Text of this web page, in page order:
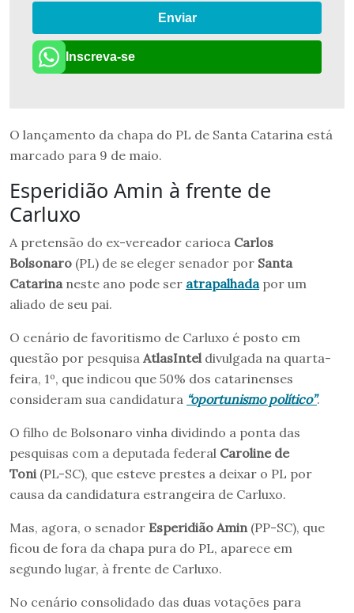
Enviar
Inscreva-se
O lançamento da chapa do PL de Santa Catarina está
marcado para 9 de maio.
Esperidião Amin à frente de
Carluxo
A pretensão do ex-vereador carioca Carlos
Bolsonaro (PL) de se eleger senador por Santa
Catarina neste ano pode ser atrapalhadapor um
aliado de seu pai.
O cenário de favoritismo de Carluxo é posto em
questão por pesquisa AtlasIntel divulgada na quarta-
feira, 1º, que indicou que 50% dos catarinenses
consideram sua candidatura “oportunismo político”.
O filho de Bolsonaro vinha dividindo a ponta das
pesquisas com a deputada federal Caroline de
Toni (PL-SC), que esteve prestes a deixar o PL por
causa da candidatura estrangeira de Carluxo.
Mas, agora, o senador Esperidião Amin (PP-SC), que
ficou de fora da chapa pura do PL, aparece em
segundo lugar, à frente de Carluxo.
No cenário consolidado das duas votações para